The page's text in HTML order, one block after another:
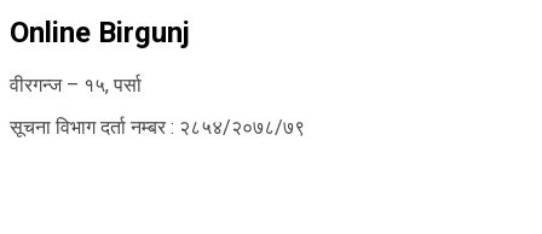
Online Birgunj
वीरगन्ज – १५, पर्सा
सूचना विभाग दर्ता नम्बर : २८५४/२०७८/७९